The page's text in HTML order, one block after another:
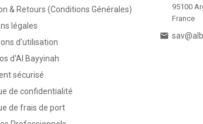
& Retours (Conditions Générales)
légales
d'utilisation
d'Al Bayyinah
sécurisé
de confidentialité
de frais de port
95100
France
